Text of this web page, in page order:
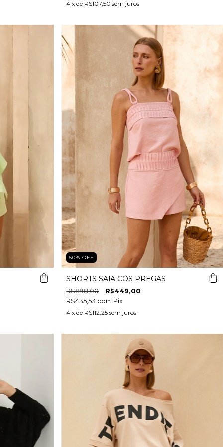
4 x de R$107,50 sem juros
50%OFF
SHORTS SAIA CÓS PREGAS
R$898,00
R$449,00
R$435,53 com Pix
4 x de R$112,25 sem juros